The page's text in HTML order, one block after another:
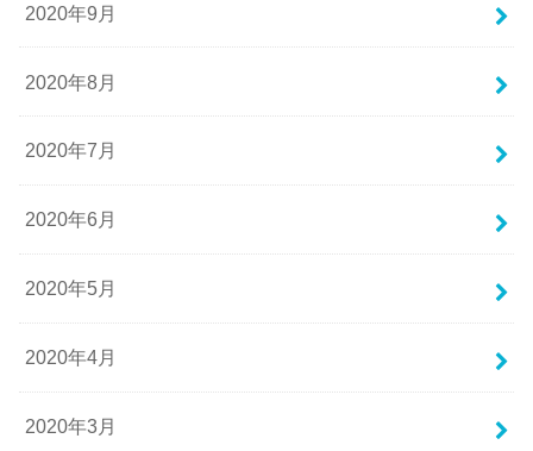
2020年9月
2020年8月
2020年7月
2020年6月
2020年5月
2020年4月
2020年3月